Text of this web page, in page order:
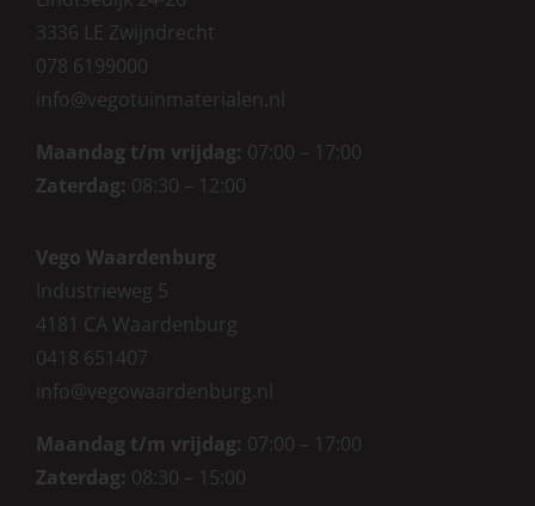
3336 LE Zwijndrecht
078 6199000
info@vegotuinmaterialen.nl
Maandag t/m vrijdag: 07:00 – 17:00
Zaterdag: 08:30 – 12:00
Vego Waardenburg
Industrieweg 5
4181 CA Waardenburg
0418 651407
info@vegowaardenburg.nl
Maandag t/m vrijdag: 07:00 – 17:00
Zaterdag: 08:30 – 15:00